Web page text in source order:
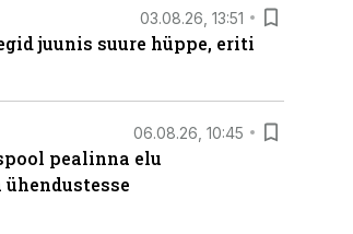
03.08.26, 13:51
juunis suure hüppe, eriti
06.08.26, 10:45
pealinna elu